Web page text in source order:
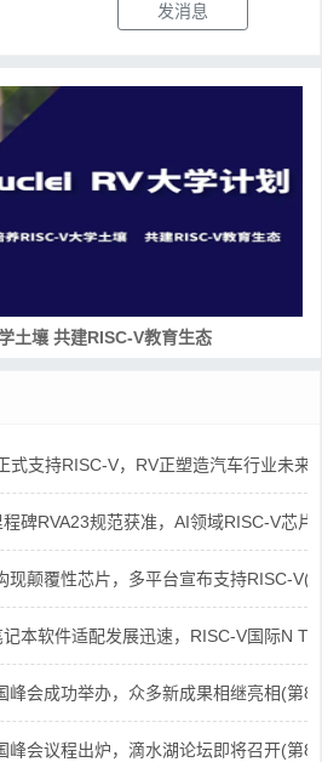
发消息
土壤 共建RISC-V教育生态
式支持RISC-V，RV正塑造汽车行业未来
碑RVA23规范获准，AI领域RISC-V芯
现颠覆性芯片，多平台宣布支持RISC-V(
本软件适配发展迅速，RISC-V国际N
峰会成功举办，众多新成果相继亮相(第
峰会议程出炉，滴水湖论坛即将召开(第